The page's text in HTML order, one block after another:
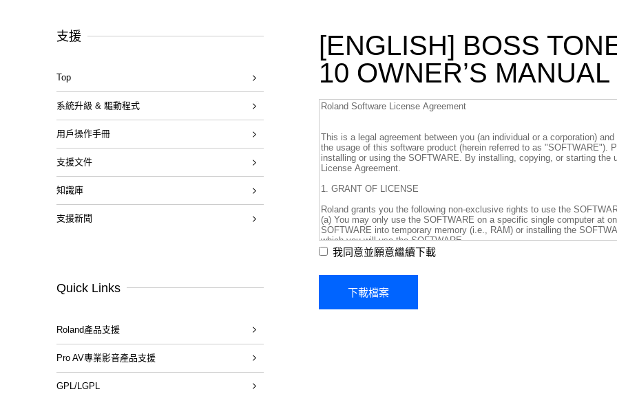
[ENGLISH] BOSS
10 OWNER’S
我同意並願意繼續下載
支援
Top
系統升級 & 驅動程式
用戶操作手冊
支援文件
知識庫
支援新聞
Quick Links
Roland產品支援
Pro AV專業影音產品支援
GPL/LGPL